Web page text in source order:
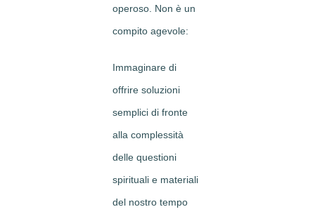
operoso. Non è un
compito agevole:
Immaginare di
offrire soluzioni
semplici di fronte
alla complessità
delle questioni
spirituali e materiali
del nostro tempo